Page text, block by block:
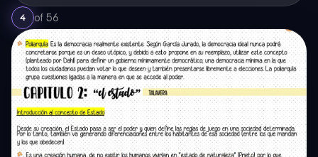
4 of 56